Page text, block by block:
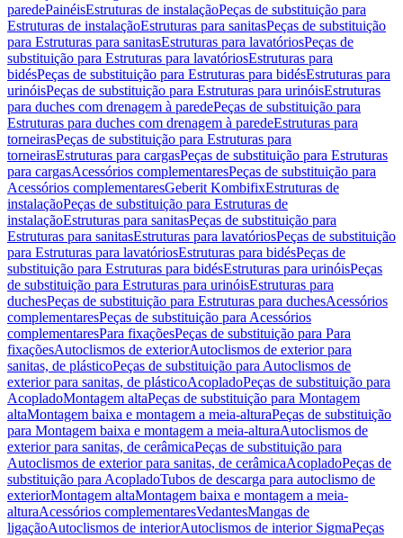
paredePainéisEstruturas de instalaçãoPeças de substituição para
Estruturas de instalaçãoEstruturas para sanitasPeças de substituição
para Estruturas para sanitasEstruturas para lavatóriosPeças de
substituição para Estruturas para lavatóriosEstruturas para
bidésPeças de substituição para Estruturas para bidésEstruturas para
urinóisPeças de substituição para Estruturas para urinóisEstruturas
para duches com drenagem à paredePeças de substituição para
Estruturas para duches com drenagem à paredeEstruturas para
torneirasPeças de substituição para Estruturas para
torneirasEstruturas para cargasPeças de substituição para Estruturas
para cargasAcessórios complementaresPeças de substituição para
Acessórios complementaresGeberit KombifixEstruturas de
instalaçãoPeças de substituição para Estruturas de
instalaçãoEstruturas para sanitasPeças de substituição para
Estruturas para sanitasEstruturas para lavatóriosPeças de substituição
para Estruturas para lavatóriosEstruturas para bidésPeças de
substituição para Estruturas para bidésEstruturas para urinóisPeças
de substituição para Estruturas para urinóisEstruturas para
duchesPeças de substituição para Estruturas para duchesAcessórios
complementaresPeças de substituição para Acessórios
complementaresPara fixaçõesPeças de substituição para Para
fixaçõesAutoclismos de exteriorAutoclismos de exterior para
sanitas, de plásticoPeças de substituição para Autoclismos de
exterior para sanitas, de plásticoAcopladoPeças de substituição para
AcopladoMontagem altaPeças de substituição para Montagem
altaMontagem baixa e montagem a meia-alturaPeças de substituição
para Montagem baixa e montagem a meia-alturaAutoclismos de
exterior para sanitas, de cerâmicaPeças de substituição para
Autoclismos de exterior para sanitas, de cerâmicaAcopladoPeças de
substituição para AcopladoTubos de descarga para autoclismo de
exteriorMontagem altaMontagem baixa e montagem a meia-
alturaAcessórios complementaresVedantesMangas de
ligaçãoAutoclismos de interiorAutoclismos de interior SigmaPeças